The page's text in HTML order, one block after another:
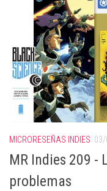
MICRORESEÑAS INDIES
MR Indies 209 -
problemas